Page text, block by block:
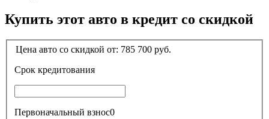
Купить этот авто в кредит со скидкой
Цена авто со скидкой от: 785 700 руб.
Срок кредитования
Первоначальный взнос0